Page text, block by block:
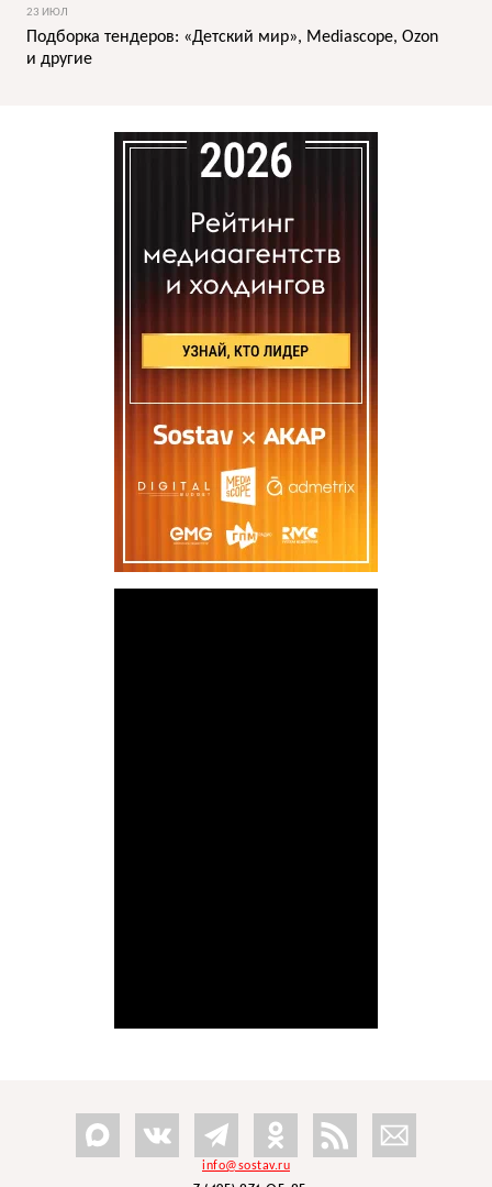
23 ИЮЛ
Подборка тендеров: «Детский мир», Mediascope, Ozon
и другие
info@sostav.ru